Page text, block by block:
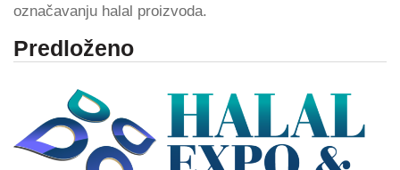
označavanju halal proizvoda.
Predloženo